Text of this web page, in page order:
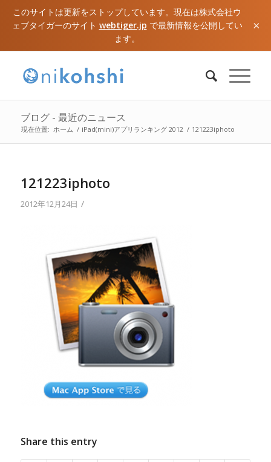
このサイトは更新をストップしています。現在は株式会社ウ
ェブタイガーのサイト webtiger.jp で最新情報を公開してい
ます。
×
ブログ - 最近のニュース
現在位置: ホーム / iPad(mini)アプリランキング 2012 / 121223iphoto
121223iphoto
2012年12月24日 /
Share this entry